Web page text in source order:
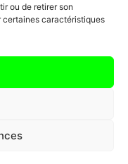
ou de retirer son
caractéristiques